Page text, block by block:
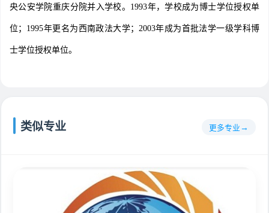
央公安学院重庆分院并入学校。1993年，学校成为博士学位授权单
位；1995年更名为西南政法大学；2003年成为首批法学一级学科博
士学位授权单位。
类似专业 更多专业